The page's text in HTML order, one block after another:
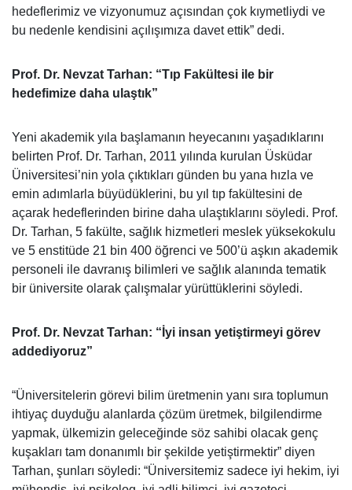
hedeflerimiz ve vizyonumuz açısından çok kıymetliydi ve
bu nedenle kendisini açılışımıza davet ettik” dedi.
Prof. Dr. Nevzat Tarhan: “Tıp Fakültesi ile bir
hedefimize daha ulaştık”
Yeni akademik yıla başlamanın heyecanını yaşadıklarını
belirten Prof. Dr. Tarhan, 2011 yılında kurulan Üsküdar
Üniversitesi’nin yola çıktıkları günden bu yana hızla ve
emin adımlarla büyüdüklerini, bu yıl tıp fakültesini de
açarak hedeflerinden birine daha ulaştıklarını söyledi. Prof.
Dr. Tarhan, 5 fakülte, sağlık hizmetleri meslek yüksekokulu
ve 5 enstitüde 21 bin 400 öğrenci ve 500’ü aşkın akademik
personeli ile davranış bilimleri ve sağlık alanında tematik
bir üniversite olarak çalışmalar yürüttüklerini söyledi.
Prof. Dr. Nevzat Tarhan: “İyi insan yetiştirmeyi görev
addediyoruz”
“Üniversitelerin görevi bilim üretmenin yanı sıra toplumun
ihtiyaç duyduğu alanlarda çözüm üretmek, bilgilendirme
yapmak, ülkemizin geleceğinde söz sahibi olacak genç
kuşakları tam donanımlı bir şekilde yetiştirmektir” diyen
Tarhan, şunları söyledi: “Üniversitemiz sadece iyi hekim, iyi